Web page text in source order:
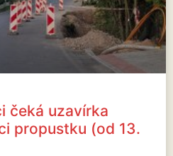
čeká uzavírka
propustku (od 13.